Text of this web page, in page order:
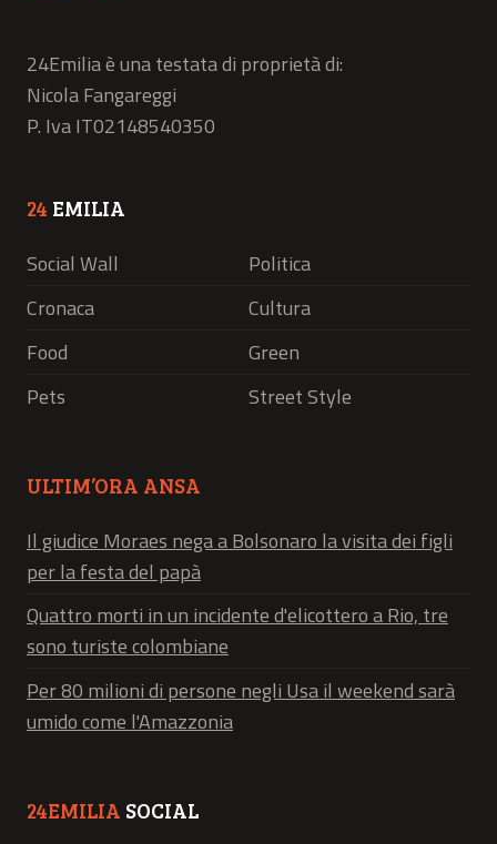
24Emilia è una testata di proprietà di:
Nicola Fangareggi
P. Iva IT02148540350
24 EMILIA
Social Wall
Politica
Cronaca
Cultura
Food
Green
Pets
Street Style
ULTIM’ORA ANSA
Il giudice Moraes nega a Bolsonaro la visita dei figli
per la festa del papà
Quattro morti in un incidente d'elicottero a Rio, tre
sono turiste colombiane
Per 80 milioni di persone negli Usa il weekend sarà
umido come l'Amazzonia
24EMILIA SOCIAL